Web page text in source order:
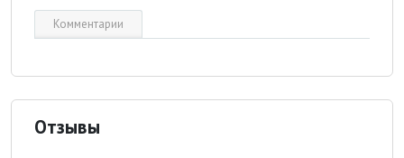
Комментарии
Отзывы